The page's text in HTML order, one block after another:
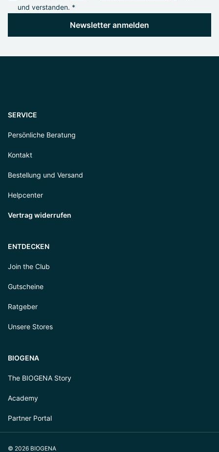
und verstanden. *
Newsletter anmelden
SERVICE
Persönliche Beratung
Kontakt
Bestellung und Versand
Helpcenter
Vertrag widerrufen
ENTDECKEN
Join the Club
Gutscheine
Ratgeber
Unsere Stores
BIOGENA
The BIOGENA Story
Academy
Partner Portal
© 2026 BIOGENA